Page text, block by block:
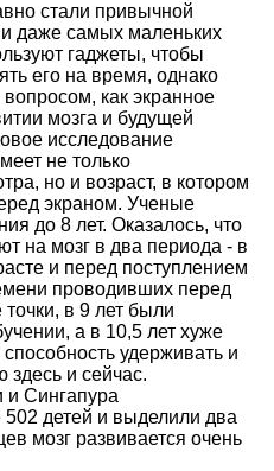
стали привычной
даже самых маленьких
гаджеты, чтобы
его на время, однако
как экранное
мозга и будущей
исследование
не только
но и возраст, в котором
экраном. Ученые
до 8 лет. Оказалось, что
на мозг в два периода - в
и перед поступлением
проводивших перед
в 9 лет были
а в 10,5 лет хуже
удерживать и
и сейчас.
и Сингапура
детей и выделили два
мозг развивается очень